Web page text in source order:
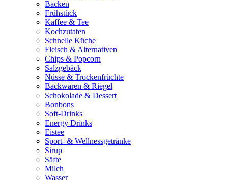
Backen
Frühstück
Kaffee & Tee
Kochzutaten
Schnelle Küche
Fleisch & Alternativen
Chips & Popcorn
Salzgebäck
Nüsse & Trockenfrüchte
Backwaren & Riegel
Schokolade & Dessert
Bonbons
Soft-Drinks
Energy Drinks
Eistee
Sport- & Wellnessgetränke
Sirup
Säfte
Milch
Wasser